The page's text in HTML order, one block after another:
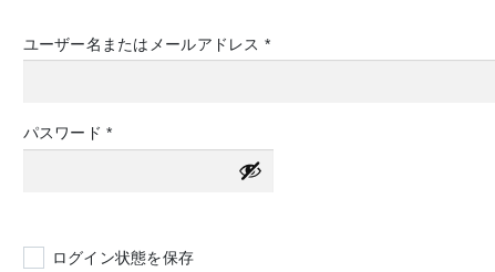
ユーザー名またはメールアドレス *必
パスワード*必
須
ログイン状態を保存